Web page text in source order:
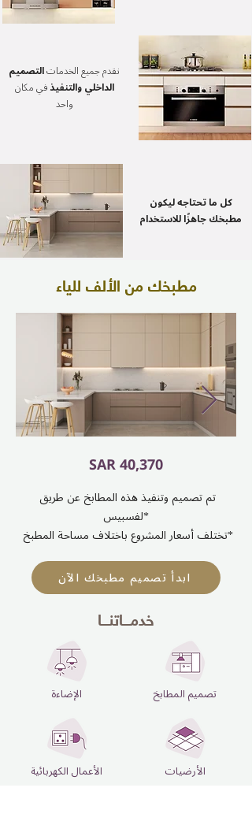
نقدم جميع الخدماتالتصميم
الداخلي والتنفيذفي مكان
واحد
كل ما تحتاجه ليكون
مطبخك جاهزًا للاستخدام
مطبخك من الألف للياء
SAR 40,370
لفسبيس*
تختلف أسعار المشروع باختلاف مساحة المطبخ*
ابدأ تصميم مطبخك الآن
خدمـــاتنـــا
الإضاءة
الأعمال الكهربائية
تصميم المطابخ
الأرضيات